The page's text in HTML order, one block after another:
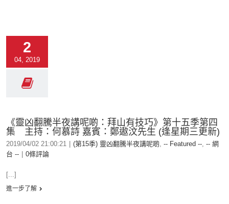
2
04, 2019
《靈凶翻騰半夜講呢啲：拜山有技巧》第十五季第四
集 主持：何慕詩 嘉賓：鄭遨汶先生 (逢星期三更新)
2019/04/02 21:00:21 (第15季) 靈凶翻騰半夜講呢啲, -- Featured --, -- 網
台 --
0條評論
[...]
進一步了解